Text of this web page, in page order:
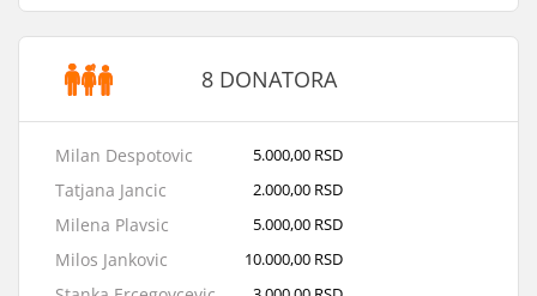
8 DONATORA
Milan Despotovic 5.000,00 RSD
Tatjana Jancic 2.000,00 RSD
Milena Plavsic 5.000,00 RSD
Milos Jankovic 10.000,00 RSD